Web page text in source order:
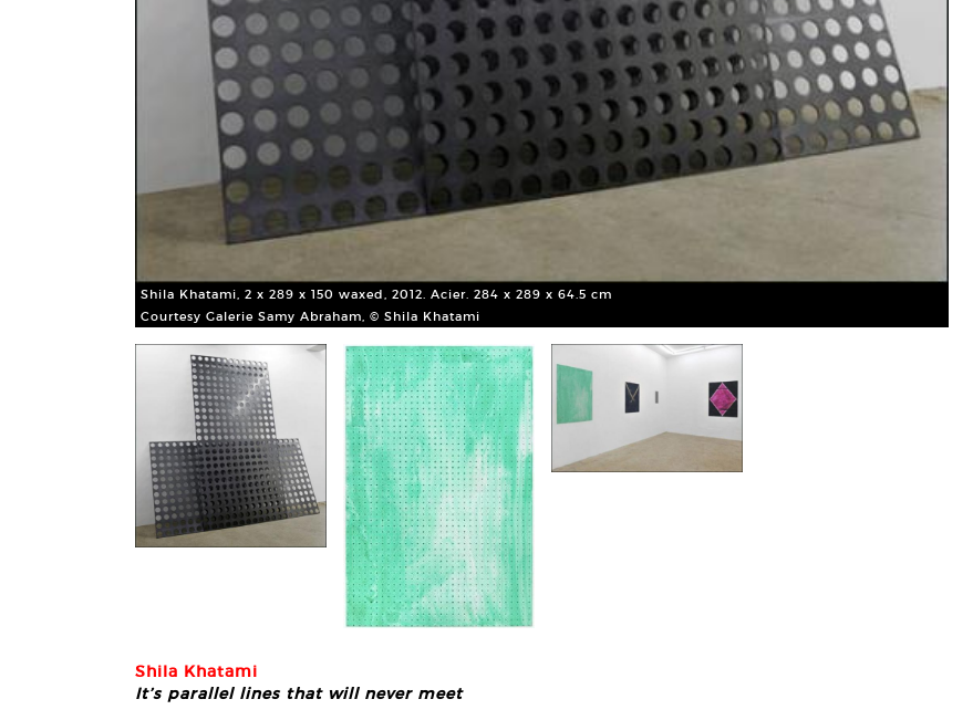
Shila Khatami, 2 x 289 x 150 waxed, 2012. Acier. 284 x 289 x 64.5 cm
Courtesy Galerie Samy Abraham, © Shila Khatami
Shila Khatami
It’s parallel lines that will never meet